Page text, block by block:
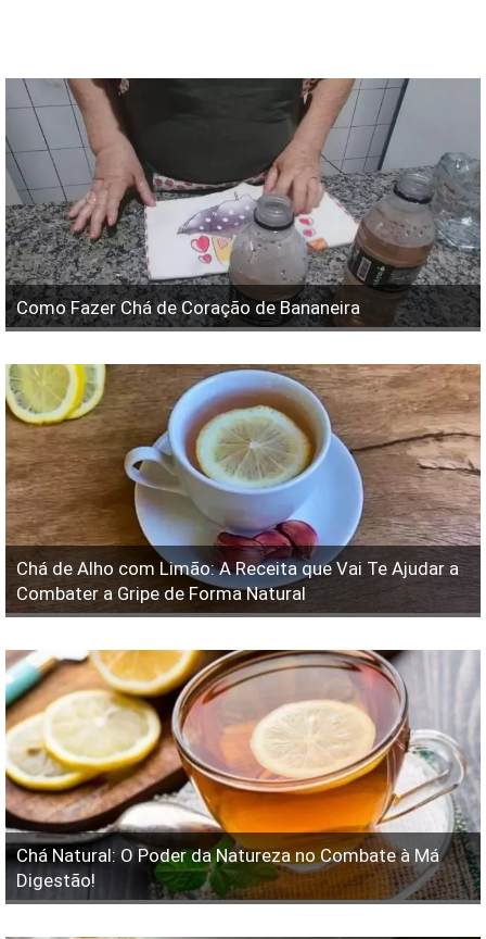
Como Fazer Chá de Coração de Bananeira
Chá de Alho com Limão: A Receita que Vai Te Ajudar a
Combater a Gripe de Forma Natural
Chá Natural: O Poder da Natureza no Combate à Má
Digestão!